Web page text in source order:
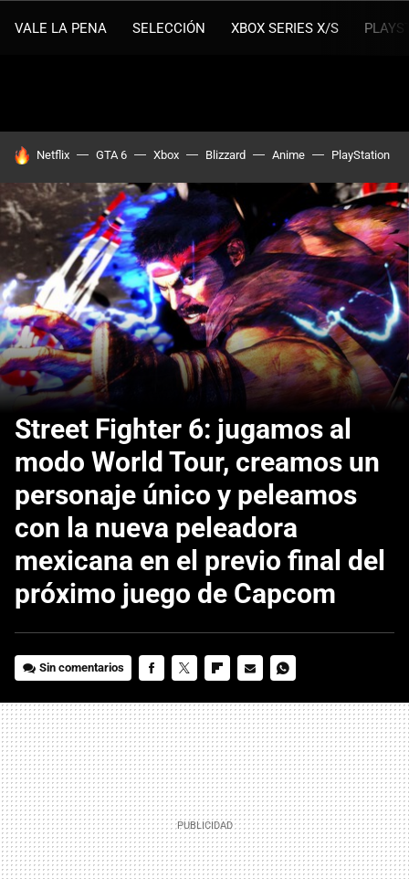
VALE LA PENA SELECCIÓN XBOX SERIES X/S
HOY SE HABLA DE
Netflix GTA 6 Xbox Blizzard Anime PlayStation
Street Fighter 6: jugamos al
modo World Tour, creamos un
personaje único y peleamos
con la nueva peleadora
mexicana en el previo final del
próximo juego de Capcom
Sin comentarios
MAIL